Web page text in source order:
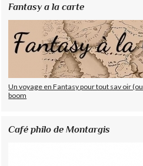
Fantasy a la carte
Un voyage en Fantasy pour tout sav oir
boom
Café philo de Montargis